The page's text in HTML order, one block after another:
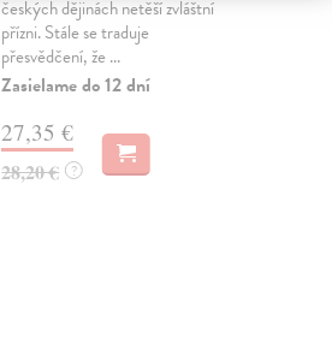
českých dějinách netěší zvláštní
přízni. Stále se traduje
přesvědčení, že ...
Zasielame do 12 dní
27,35 €
28,20 € ?